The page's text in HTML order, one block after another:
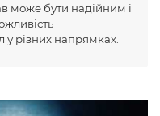
може бути надійним і
у різних напрямках.